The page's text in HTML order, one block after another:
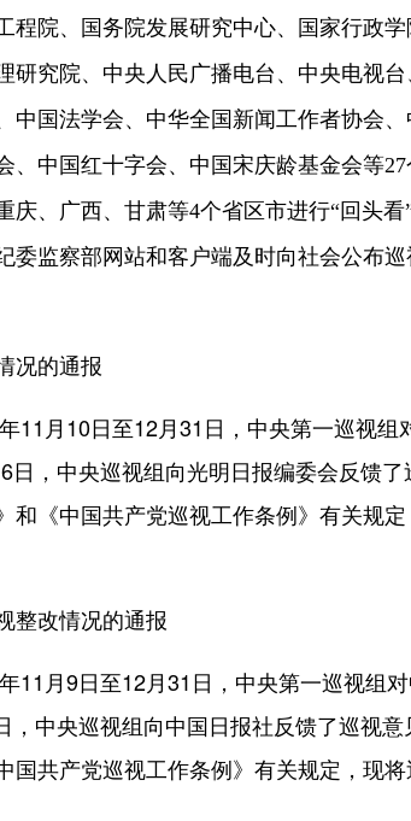
程院、国务院发展研究中心、国家行政
研究院、中央人民广播电台、中央电视
中国法学会、中华全国新闻工作者协会
、中国红十字会、中国宋庆龄基金会等
、广西、甘肃等4个省区市进行“回头看
委监察部网站和客户端及时向社会公布巡
况的通报
月10日至12月31日，中央第一巡视组
日，中央巡视组向光明日报编委会反馈
和《中国共产党巡视工作条例》有关规
整改情况的通报
月9日至12月31日，中央第一巡视组
，中央巡视组向中国日报社反馈了巡视意
国共产党巡视工作条例》有关规定，现